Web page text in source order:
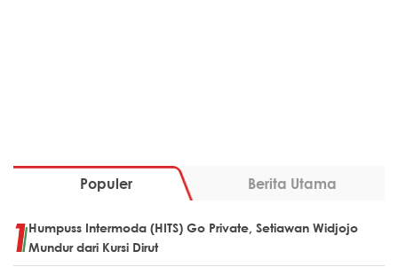
Populer Berita Utama
Humpuss Intermoda (HITS) Go Private, Setiawan Widjojo
Mundur dari Kursi Dirut